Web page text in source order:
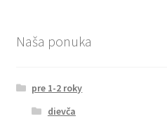
Naša ponuka
pre 1-2 roky
dievča